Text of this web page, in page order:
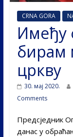
CRNA GORA
Имеђу
бирам
цркву
30. мај 2020.
Comments
Предсједник
данас у